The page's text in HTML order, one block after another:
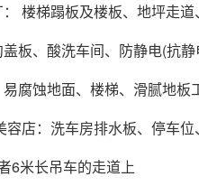
楼梯蹋板及楼板、地坪走道
、酸洗车间、防静电(抗静
蚀地面、楼梯、滑腻地板
店：洗车房排水板、停车位
米长吊车的走道上